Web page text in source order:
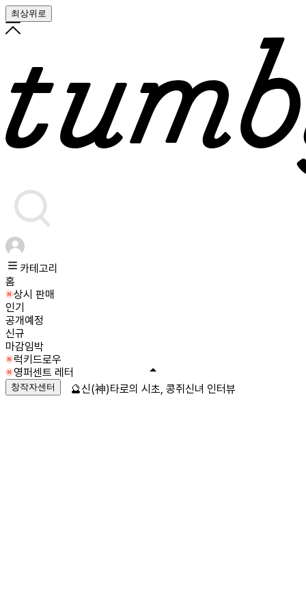
최상위로
카테고리
홈
상시 판매
인기
공개예정
신규
마감임박
럭키드로우
영퍼센트 레터
창작자센터 🔮신(神)타로의 시초, 콩쥐신녀 인터뷰